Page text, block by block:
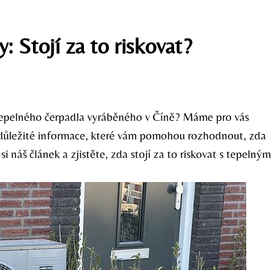
Stojí za to riskovat?
čerpadla vyráběného v Číně? Máme pro vás
informace, které vám pomohou rozhodnout, zda
náš článek a zjistěte, zda stojí za to riskovat s tepelným